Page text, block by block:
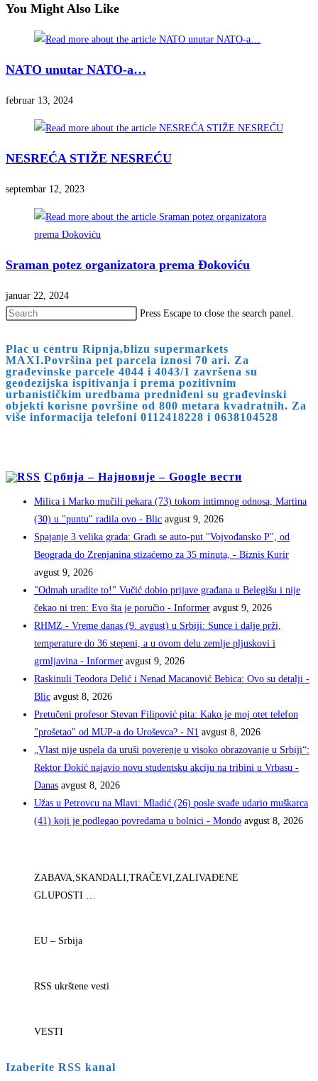
You Might Also Like
NATO unutar NATO-a…
februar 13, 2024
NESREĆA STIŽE NESREĆU
septembar 12, 2023
Sraman potez organizatora prema Đokoviću
januar 22, 2024
Press Escape to close the search panel.
Plac u centru Ripnja,blizu supermarkets
MAXI.Površina pet parcela iznosi 70 ari. Za
građevinske parcele 4044 i 4043/1 završena su
geodezijska ispitivanja i prema pozitivnim
urbanističkim uredbama predniđeni su građevinski
objekti korisne površine od 800 metara kvadratnih. Za
više informacija telefoni 0112418228 i 0638104528
Србија – Најновије – Google вести
Milica i Marko mučili pekara (73) tokom intimnog odnosa, Martina
(30) u "puntu" radila ovo - Blic avgust 9, 2026
Spajanje 3 velika grada: Gradi se auto-put "Vojvođansko P", od
Beograda do Zrenjanina stizaćemo za 35 minuta, - Biznis Kurir
avgust 9, 2026
"Odmah uradite to!" Vučić dobio prijave građana u Belegišu i nije
čekao ni tren: Evo šta je poručio - Informer avgust 9, 2026
RHMZ - Vreme danas (9. avgust) u Srbiji: Sunce i dalje prži,
temperature do 36 stepeni, a u ovom delu zemlje pljuskovi i
grmljavina - Informer avgust 9, 2026
Raskinuli Teodora Delić i Nenad Macanović Bebica: Ovo su detalji -
Blic avgust 8, 2026
Pretučeni profesor Stevan Filipović pita: Kako je moj otet telefon
"prošetao" od MUP-a do Uroševca? - N1 avgust 8, 2026
„Vlast nije uspela da uruši poverenje u visoko obrazovanje u Srbiji“:
Rektor Đokić najavio novu studentsku akciju na tribini u Vrbasu -
Danas avgust 8, 2026
Užas u Petrovcu na Mlavi: Mladić (26) posle svađe udario muškarca
(41) koji je podlegao povredama u bolnici - Mondo avgust 8, 2026
ZABAVA,SKANDALI,TRAČEVI,ZALIVAĐENE
GLUPOSTI …
EU – Srbija
RSS ukrštene vesti
VESTI
Izaberite RSS kanal